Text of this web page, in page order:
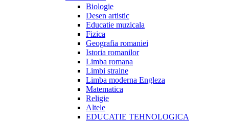
Biologie
Desen artistic
Educatie muzicala
Fizica
Geografia romaniei
Istoria romanilor
Limba romana
Limbi straine
Limba moderna Engleza
Matematica
Religie
Altele
EDUCATIE TEHNOLOGICA